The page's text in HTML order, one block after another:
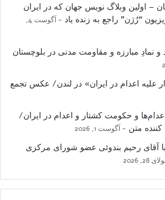
– اولین وبلاگ نویس جهان که در ایران
“رُژن” راجع به زنده یاد
آگوست 4,
و نمادِ مبارزه و مقاومت مدنی در بلوچستان
علیه اعدام در ایران» در لندن/ عکس تجمع
و حکومت کشتار و اعدام در ایران/
متن
آگوست 1, 2026
با آقای رحیم بندوئی عضو شورای مرکزی
28, 2026